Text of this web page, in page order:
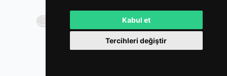
Kabul et
Tercihleri değiştir